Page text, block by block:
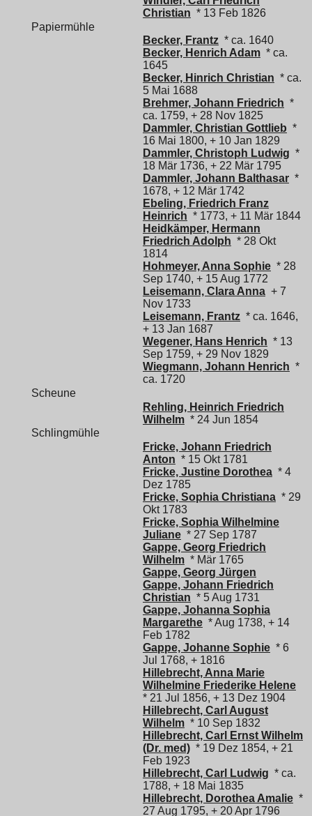
Christian * 13 Feb 1826
Papiermühle
Becker, Frantz * ca. 1640
Becker, Henrich Adam * ca.
1645
Becker, Hinrich Christian * ca.
5 Mai 1688
Brehmer, Johann Friedrich *
ca. 1759, + 28 Nov 1825
Dammler, Christian Gottlieb *
16 Mai 1800, + 10 Jan 1829
Dammler, Christoph Ludwig *
18 Mär 1736, + 22 Mär 1795
Dammler, Johann Balthasar *
1678, + 12 Mär 1742
Ebeling, Friedrich Franz
Heinrich * 1773, + 11 Mär 1844
Heidkämper, Hermann
Friedrich Adolph * 28 Okt
1814
Hohmeyer, Anna Sophie * 28
Sep 1740, + 15 Aug 1772
Leisemann, Clara Anna + 7
Nov 1733
Leisemann, Frantz * ca. 1646,
+ 13 Jan 1687
Wegener, Hans Henrich * 13
Sep 1759, + 29 Nov 1829
Wiegmann, Johann Henrich *
ca. 1720
Scheune
Rehling, Heinrich Friedrich
Wilhelm * 24 Jun 1854
Schlingmühle
Fricke, Johann Friedrich
Anton * 15 Okt 1781
Fricke, Justine Dorothea * 4
Dez 1785
Fricke, Sophia Christiana * 29
Okt 1783
Fricke, Sophia Wilhelmine
Juliane * 27 Sep 1787
Gappe, Georg Friedrich
Wilhelm * Mär 1765
Gappe, Georg Jürgen
Gappe, Johann Friedrich
Christian * 5 Aug 1731
Gappe, Johanna Sophia
Margarethe * Aug 1738, + 14
Feb 1782
Gappe, Johanne Sophie * 6
Jul 1768, + 1816
Hillebrecht, Anna Marie
Wilhelmine Friederike Helene
* 21 Jul 1856, + 13 Dez 1904
Hillebrecht, Carl August
Wilhelm * 10 Sep 1832
Hillebrecht, Carl Ernst Wilhelm
(Dr. med) * 19 Dez 1854, + 21
Feb 1923
Hillebrecht, Carl Ludwig * ca.
1788, + 18 Mai 1835
Hillebrecht, Dorothea Amalie *
27 Aug 1795, + 20 Apr 1796